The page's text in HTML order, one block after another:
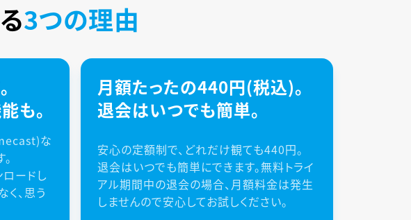
3つの理由
も。
な
ードし
、思う
月額たったの440円(税込)。
退会はいつでも簡単。
安心の定額制で、どれだけ観ても440円。
退会はいつでも簡単にできます。無料トライ
アル期間中の退会の場合、月額料金は発生
しませんので安心してお試しください。